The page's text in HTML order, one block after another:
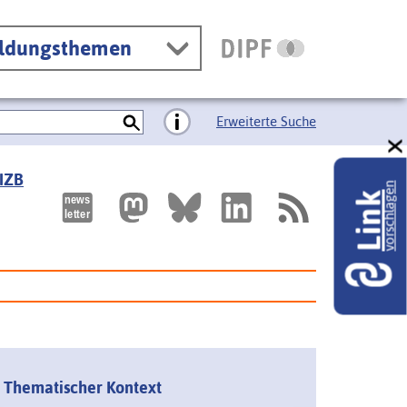
Erweiterte Suche
Thematischer Kontext
Linkvorschlagen